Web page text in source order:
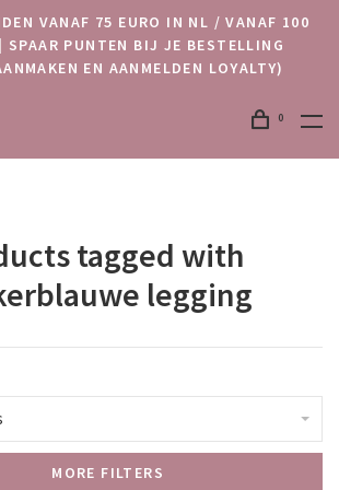
VANAF 75 EURO IN NL / VANAF 100
SPAAR PUNTEN BIJ JE BESTELLING
EN AANMELDEN LOYALTY)
0
tagged with
legging
MORE FILTERS